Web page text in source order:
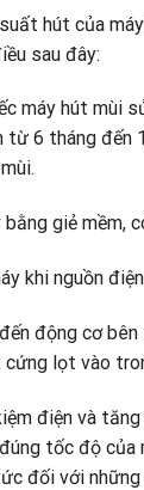
hút của
sau đây:
máy hút mùi
từ 6 tháng đến
bằng giẻ mềm,
khi nguồn
động cơ
lọt vào
điện và
tốc độ của
đối với những